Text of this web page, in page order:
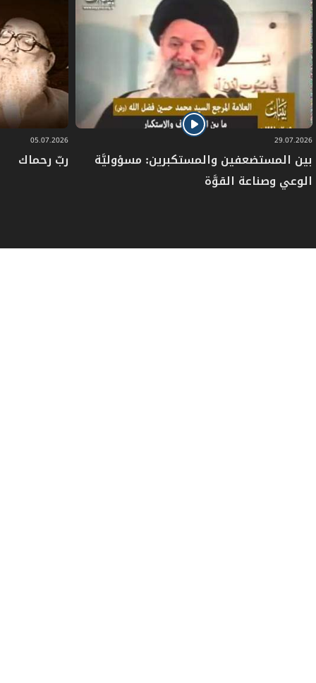
29.07.2026
بين المستضعفين والمستكبرين: مسؤوليَّة
الوعي وصناعة القوَّة
05.07.2026
ربّ رحماك